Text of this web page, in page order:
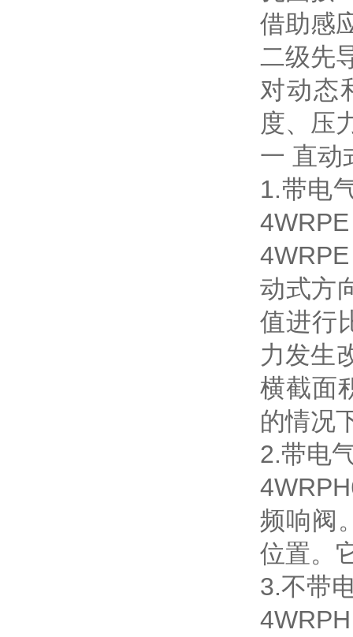
借助感
二级先
对动态
度、压
一 直动
1.带电
4WRPE
动式方
值进行
力发生
横截面
的情况
2.带电
频响阀
位置。
3.不带